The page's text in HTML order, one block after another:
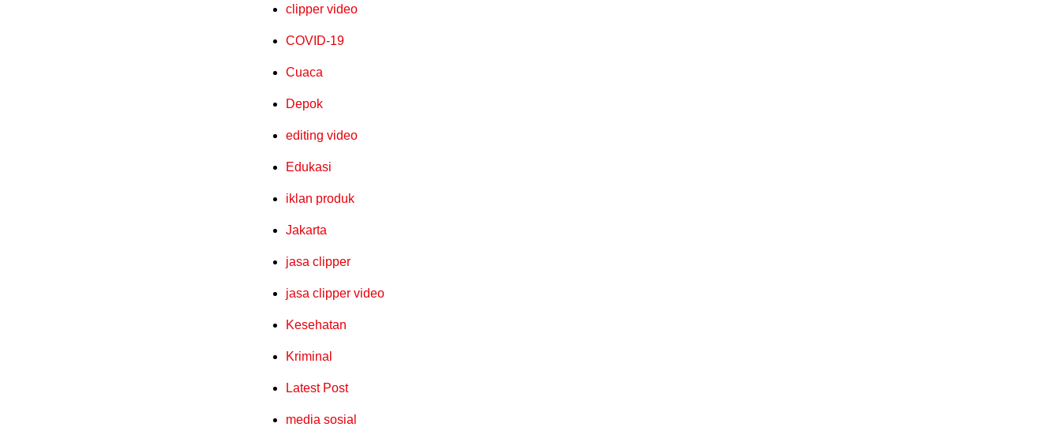
clipper video
COVID-19
Cuaca
Depok
editing video
Edukasi
iklan produk
Jakarta
jasa clipper
jasa clipper video
Kesehatan
Kriminal
Latest Post
media sosial